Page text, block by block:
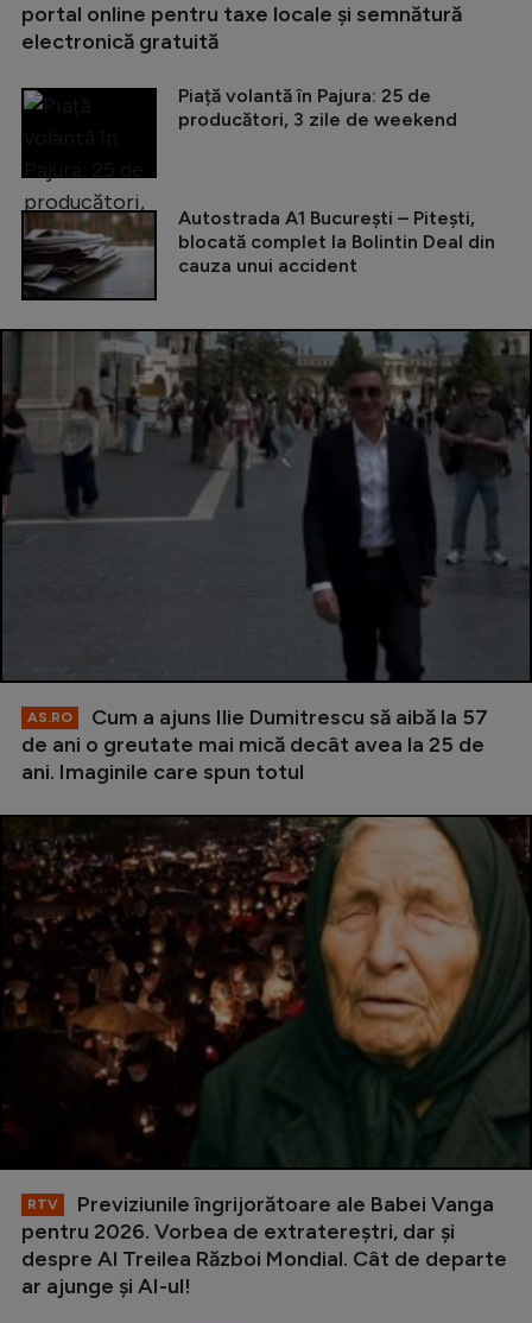
portal online pentru taxe locale și semnătură
electronică gratuită
Piață volantă în Pajura: 25 de
producători, 3 zile de weekend
Autostrada A1 București – Pitești,
blocată complet la Bolintin Deal din
cauza unui accident
AS.RO
Cum a ajuns Ilie Dumitrescu să aibă la 57
de ani o greutate mai mică decât avea la 25 de
ani. Imaginile care spun totul
RTV
Previziunile îngrijorătoare ale Babei Vanga
pentru 2026. Vorbea de extratereștri, dar și
despre Al Treilea Război Mondial. Cât de departe
ar ajunge și AI-ul!